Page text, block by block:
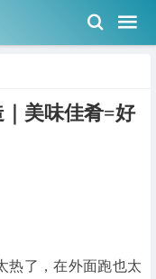
美味佳肴=好
热了，在外面跑也太